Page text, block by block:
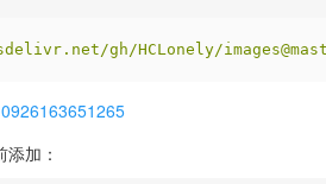
gh/HCLonely/
添加：